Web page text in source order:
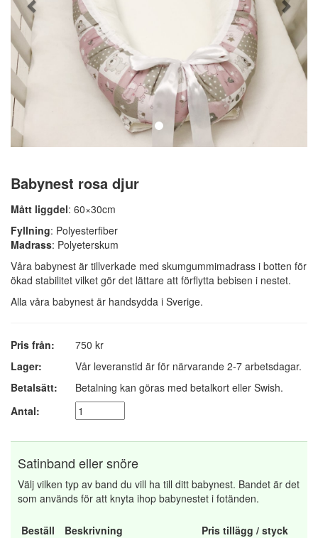
Babynest rosa djur
Mått liggdel: 60×30cm
Fyllning: Polyesterfiber
Madrass: Polyeterskum
Våra babynest är tillverkade med skumgummimadrass i botten för
ökad stabilitet vilket gör det lättare att förflytta bebisen i nestet.
Alla våra babynest är handsydda i Sverige.
Pris från:
750 kr
Lager:
Vår leveranstid är för närvarande 2-7 arbetsdagar.
Betalsätt:
Betalning kan göras med betalkort eller Swish.
Antal:
Satinband eller snöre
Välj vilken typ av band du vill ha till ditt babynest. Bandet är det
som används för att knyta ihop babynestet i fotänden.
Beställ Beskrivning
Pris tillägg / styck